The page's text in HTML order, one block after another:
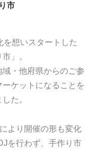
市
を想いスタートした
」。
・他府県からのご参
ケットになることを
た。
より開催の形も変化
を行わず、手作り市